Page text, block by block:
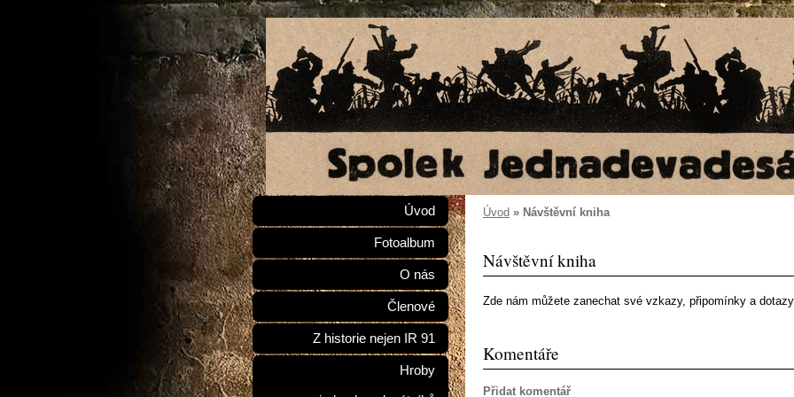
Úvod » Návštěvní kniha
Návštěvní kniha
Zde nám můžete zanechat své vzkazy, připomínky a
Komentáře
Přidat komentář
Úvod
Fotoalbum
O nás
Členové
Z historie nejen IR 91
Hroby